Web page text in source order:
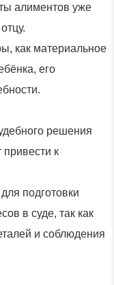
алиментов уже
как материальное
его
решения
к
подготовки
в суде, так как
и соблюдения